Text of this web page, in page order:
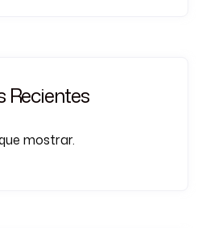
Recientes
mostrar.